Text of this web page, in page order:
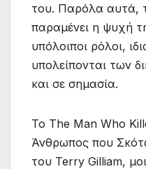
του. Παρόλα αυτά,
παραμένει η ψυχή
υπόλοιποι ρόλοι,
υπολείπονται των
και σε σημασία.
Το The Man Who
Άνθρωπος που
του Terry Gilliam,